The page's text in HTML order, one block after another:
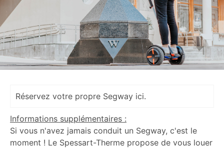
Réservez votre propre Segway ici.
Informations supplémentaires :
Si vous n'avez jamais conduit un Segway, c'est le
moment ! Le Spessart-Therme propose de vous louer